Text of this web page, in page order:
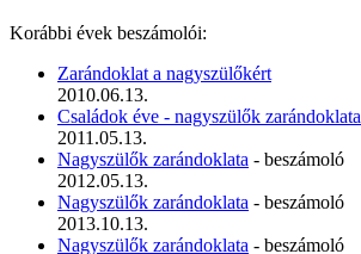
Korábbi évek beszámolói:
Zarándoklat a nagyszülőkért
2010.06.13.
Családok éve - nagyszülők zarándoklata
2011.05.13.
Nagyszülők zarándoklata - beszámoló
2012.05.13.
Nagyszülők zarándoklata - beszámoló
2013.10.13.
Nagyszülők zarándoklata - beszámoló